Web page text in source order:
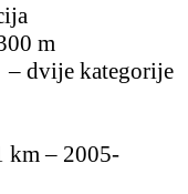
m
– dvije kategorije
km – 2005-